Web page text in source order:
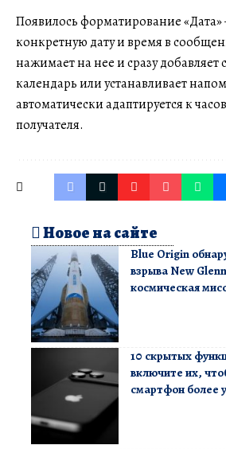
Появилось форматирование
конкретную дату и время в
нажимает на нее и сразу добавляет
календарь или устанавливает
автоматически адаптируется к
получателя.
Новое на сайте
Blue Origin
взрыва New
космическая
10 скрытых
включите их,
смартфон более